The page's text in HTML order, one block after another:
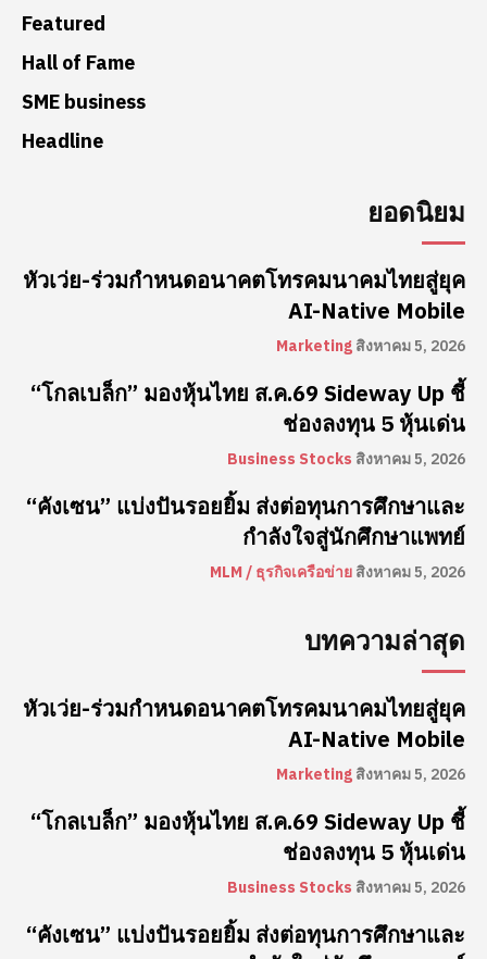
Featured
Hall of Fame
SME business
Headline
ยอดนิยม
หัวเว่ย-ร่วมกำหนดอนาคตโทรคมนาคมไทยสู่ยุค
AI-Native Mobile
Marketingสิงหาคม 5, 2026
“โกลเบล็ก” มองหุ้นไทย ส.ค.69 Sideway Up ชี้
ช่องลงทุน 5 หุ้นเด่น
Business Stocks สิงหาคม 5, 2026
“คังเซน” แบ่งปันรอยยิ้ม ส่งต่อทุนการศึกษาและ
กำลังใจสู่นักศึกษาแพทย์
MLM / ธุรกิจเครือข่ายสิงหาคม 5, 2026
บทความล่าสุด
หัวเว่ย-ร่วมกำหนดอนาคตโทรคมนาคมไทยสู่ยุค
AI-Native Mobile
Marketingสิงหาคม 5, 2026
“โกลเบล็ก” มองหุ้นไทย ส.ค.69 Sideway Up ชี้
ช่องลงทุน 5 หุ้นเด่น
Business Stocks สิงหาคม 5, 2026
“คังเซน” แบ่งปันรอยยิ้ม ส่งต่อทุนการศึกษาและ